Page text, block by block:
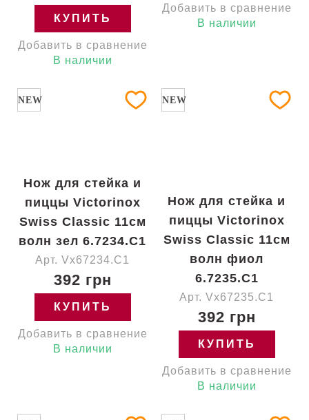
КУПИТЬ
Добавить в сравнение
В наличии
Добавить в сравнение
В наличии
NEW
Нож для стейка и
пиццы Victorinox
Swiss Classic 11см
волн зел 6.7234.C1
Арт. Vx67234.C1
392 грн
КУПИТЬ
Добавить в сравнение
В наличии
NEW
Нож для стейка и
пиццы Victorinox
Swiss Classic 11см
волн фиол
6.7235.C1
Арт. Vx67235.C1
392 грн
КУПИТЬ
Добавить в сравнение
В наличии